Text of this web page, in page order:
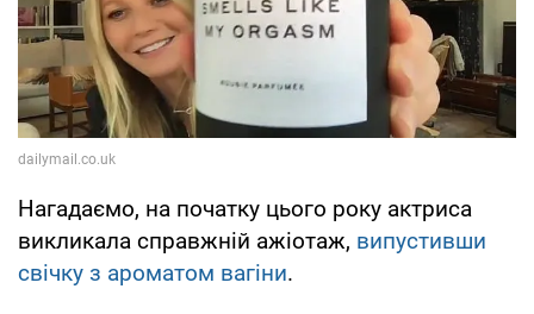
Нагадаємо, на початку цього року актриса
викликала справжній ажіотаж, випустивши
свічку з ароматом вагіни.